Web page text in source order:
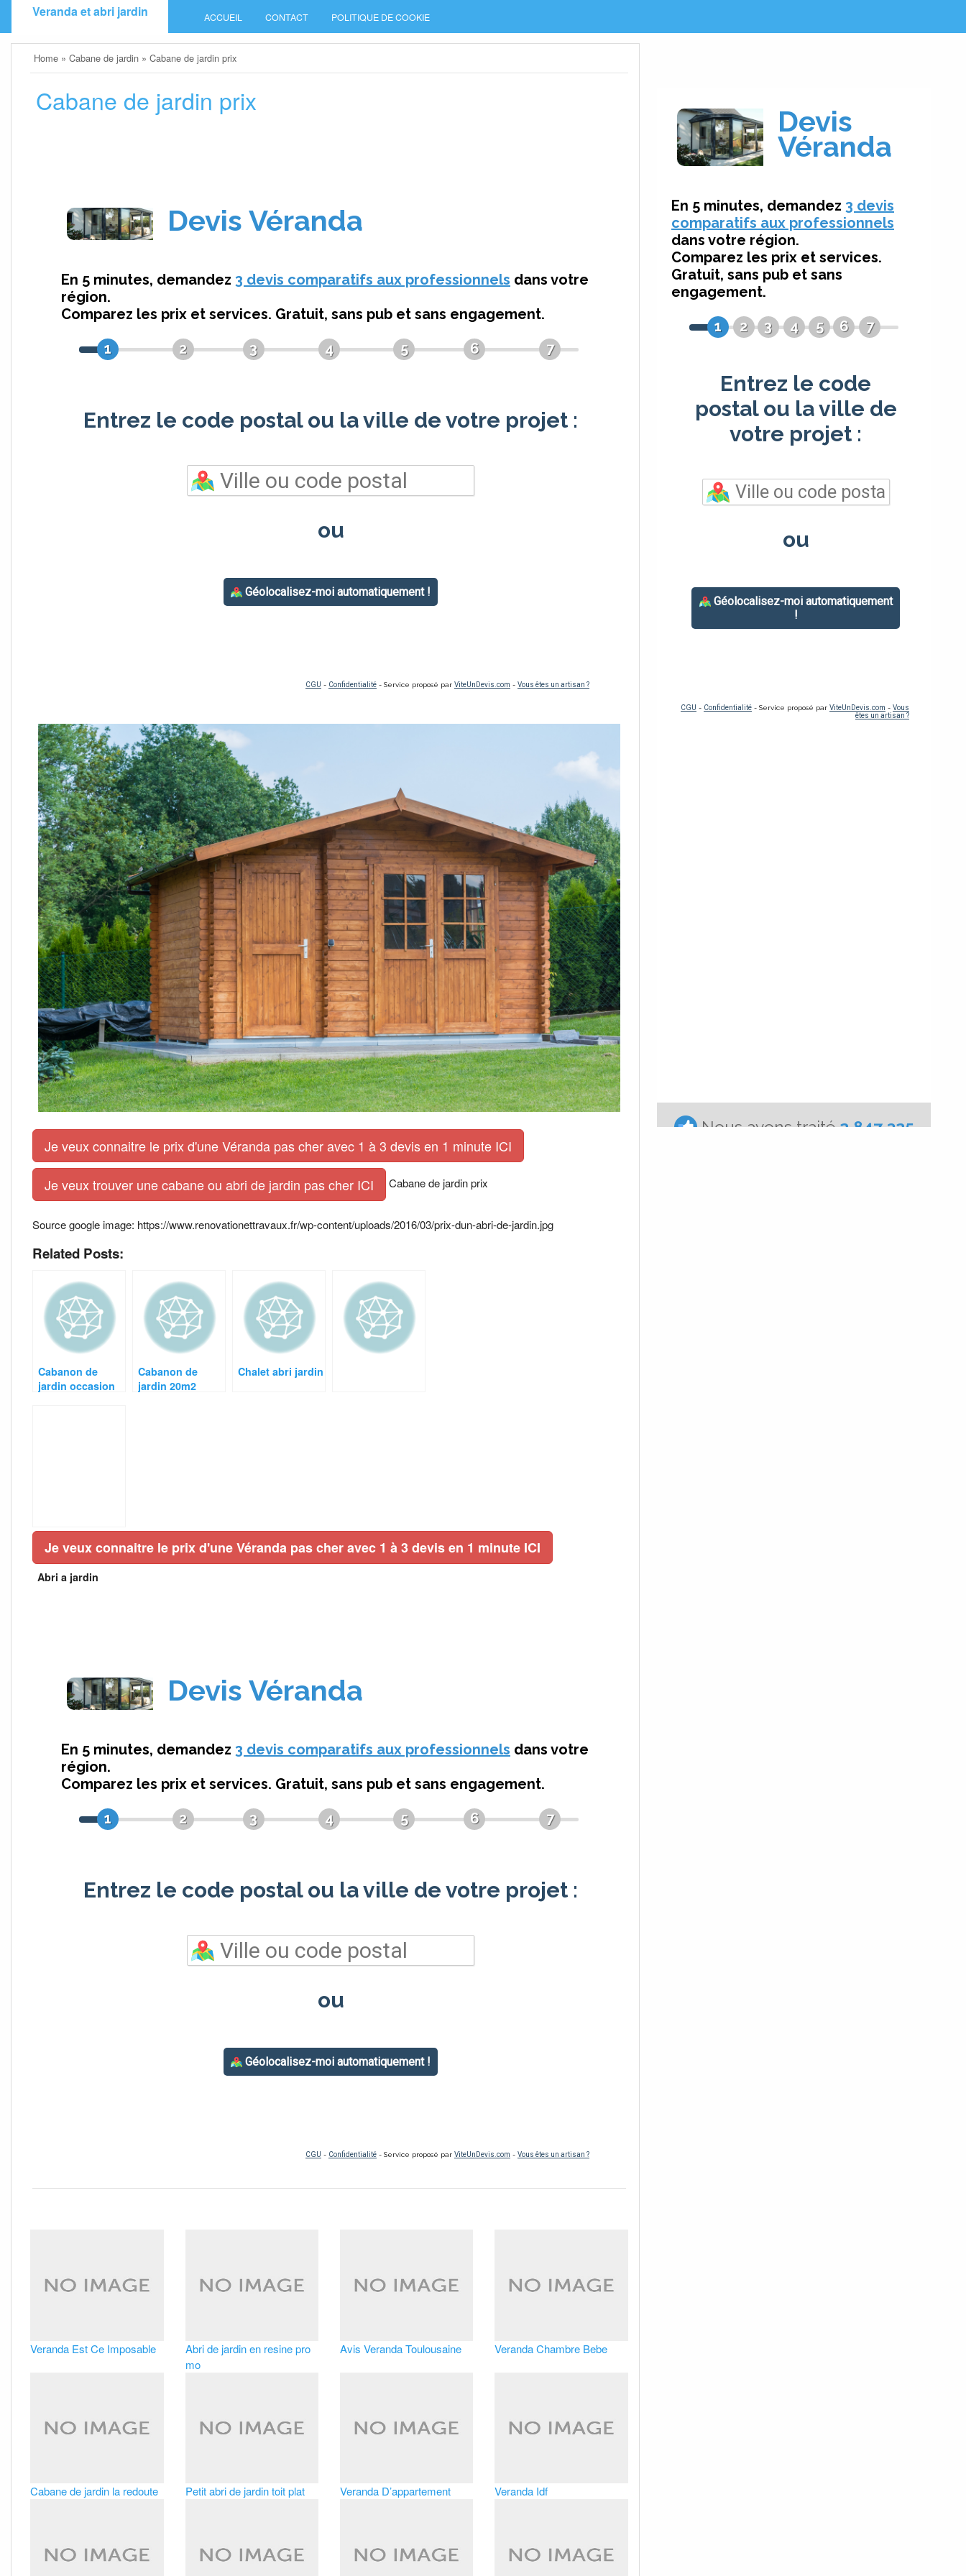
Veranda et abri jardin ACCUEIL CONTACT POLITIQUE DE COOKIE
Home »Cabane de jardin »Cabane de jardin prix
Cabane de jardin prix
Je veux connaitre le prix d'une Véranda pas cher avec 1 à 3 devis en 1 minute ICI
Je veux trouver une cabane ou abri de jardin pas cher ICI Cabane de jardin prix
Source google image: https://www.renovationettravaux.fr/wp-content/uploads/2016/03/prix-dun-abri-de-jardin.jpg
Related Posts:
Cabanon de
jardin occasion
Cabanon de
jardin 20m2
Chalet abri jardin
Je veux connaitre le prix d'une Véranda pas cher avec 1 à 3 devis en 1 minute ICI
Abri a jardin
Veranda Est Ce Imposable
Abri de jardin en resine pro
mo
Avis Veranda Toulousaine Veranda Chambre Bebe
Cabane de jardin la redoute Petit abri de jardin toit plat Veranda D’appartement Veranda Idf